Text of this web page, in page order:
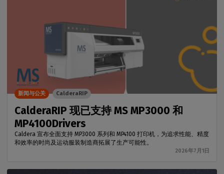
CalderaRIP 现已支持 MS MP3000 和
MP4100Drivers
Caldera 宣布全面支持 MP3000 系列和 MP4100 打印机，为追求性能、精度
和效率的时尚及运动服装制造商拓展了生产可能性。
2026年7月1日
新闻与公关 CalderaRIP